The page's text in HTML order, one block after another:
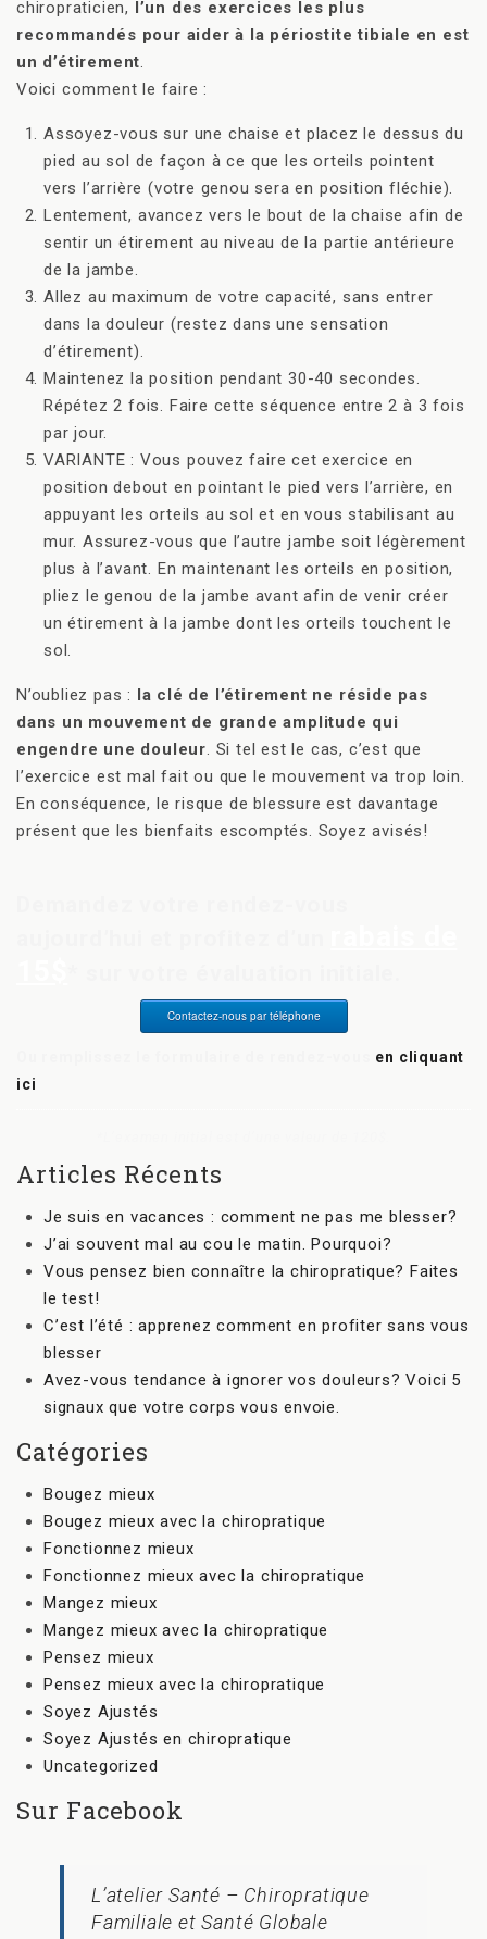
chiropraticien,
l’un des exercices les plus
recommandés pour aider à la périostite tibiale en est
un d’étirement.
Voici comment le faire :
Assoyez-vous sur une chaise et placez le dessus du
pied au sol de façon à ce que les orteils pointent
vers l’arrière (votre genou sera en position fléchie).
Lentement, avancez vers le bout de la chaise afin de
sentir un étirement au niveau de la partie antérieure
de la jambe.
Allez au maximum de votre capacité, sans entrer
dans la douleur (restez dans une sensation
d’étirement).
Maintenez la position pendant 30-40 secondes.
Répétez 2 fois. Faire cette séquence entre 2 à 3 fois
par jour.
VARIANTE : Vous pouvez faire cet exercice en
position debout en pointant le pied vers l’arrière, en
appuyant les orteils au sol et en vous stabilisant au
mur. Assurez-vous que l’autre jambe soit légèrement
plus à l’avant. En maintenant les orteils en position,
pliez le genou de la jambe avant afin de venir créer
un étirement à la jambe dont les orteils touchent le
sol.
N’oubliez pas :
la clé de l’étirement ne réside pas
dans un mouvement de grande amplitude qui
engendre une douleur. Si tel est le cas, c’est que
l’exercice est mal fait ou que le mouvement va trop loin.
En conséquence, le risque de blessure est davantage
présent que les bienfaits escomptés. Soyez avisés!
Contactez-nous par téléphone
en cliquant
ici
Articles Récents
Je suis en vacances : comment ne pas me blesser?
J’ai souvent mal au cou le matin. Pourquoi?
Vous pensez bien connaître la chiropratique? Faites
le test!
C’est l’été : apprenez comment en profiter sans vous
blesser
Avez-vous tendance à ignorer vos douleurs? Voici 5
signaux que votre corps vous envoie.
Catégories
Bougez mieux
Bougez mieux avec la chiropratique
Fonctionnez mieux
Fonctionnez mieux avec la chiropratique
Mangez mieux
Mangez mieux avec la chiropratique
Pensez mieux
Pensez mieux avec la chiropratique
Soyez Ajustés
Soyez Ajustés en chiropratique
Uncategorized
Sur Facebook
L’atelier Santé – Chiropratique
Familiale et Santé Globale